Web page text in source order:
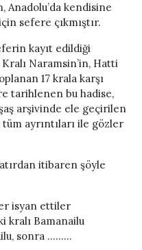
Anadolu’da kendisine
sefere çıkmıştır.
kayıt edildiği
Naramsin’in, Hatti
17 krala karşı
tarihlenen bu hadise,
arşivinde ele geçirilen
ayrıntıları ile gözler
itibaren şöyle
isyan ettiler
kralı Bamanailu
sonra ………